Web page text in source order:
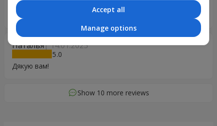
просто простояли найдовше з усіх букетів ?
РЕКОМЕНДУЮ ?
Наталья 14.01.2025
5
Дякую вам!
Show 10 more reviews
Accept all
Manage options